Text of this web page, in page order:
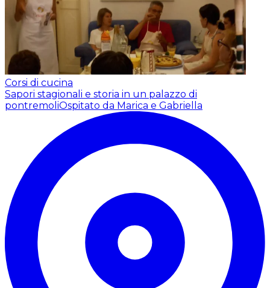
Corsi di cucina
Sapori stagionali e storia in un palazzo di
pontremoliOspitato da Marica e Gabriella